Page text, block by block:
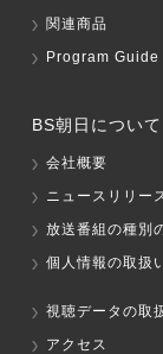
関連商品
Program
BS朝日について
会社概要
ニュースリリー
放送番組の種別
個人情報の取扱
視聴データの取
アクセス